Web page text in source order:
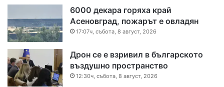
6000 декара горяха край
Асеновград, пожарът е овладян
17:07ч, събота, 8 август, 2026
Дрон се е взривил в българското
въздушно пространство
12:30ч, събота, 8 август, 2026